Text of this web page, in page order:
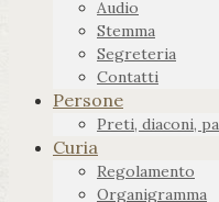
Audio
Stemma
Segreteria
Contatti
Persone
Preti, diaconi,
Curia
Regolamento
Organigramma